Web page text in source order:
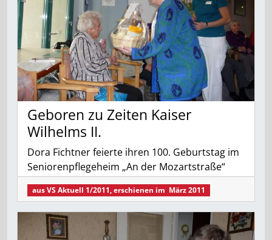
Geboren zu Zeiten Kaiser
Wilhelms II.
Dora Fichtner feierte ihren 100. Geburtstag im
Seniorenpflegeheim „An der Mozartstraße“
ausVS Aktuell 1/2011, erschienen im März 2011